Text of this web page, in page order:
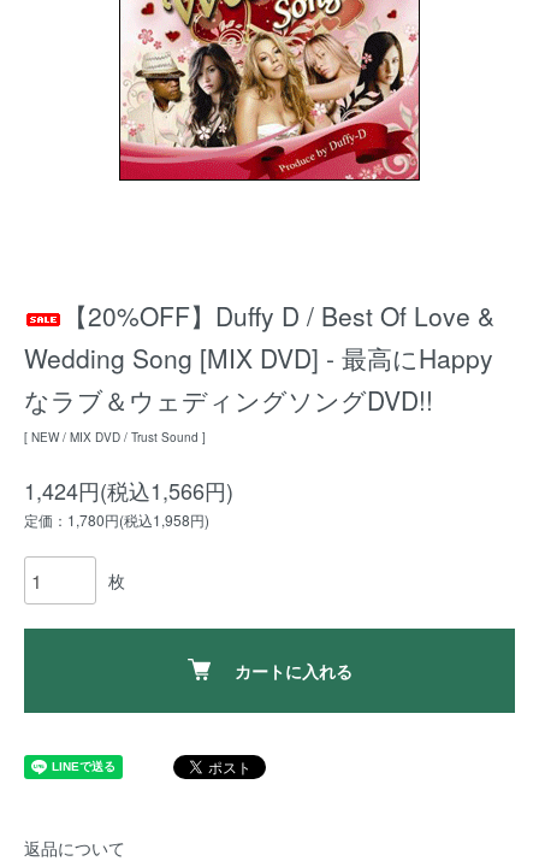
【20%OFF】Duffy D / Best Of Love &
Wedding Song [MIX DVD] - 最高にHappy
なラブ＆ウェディングソングDVD!!
[ NEW / MIX DVD / Trust Sound ]
1,424円(税込1,566円)
定価：1,780円(税込1,958円)
枚
カートに入れる
返品について